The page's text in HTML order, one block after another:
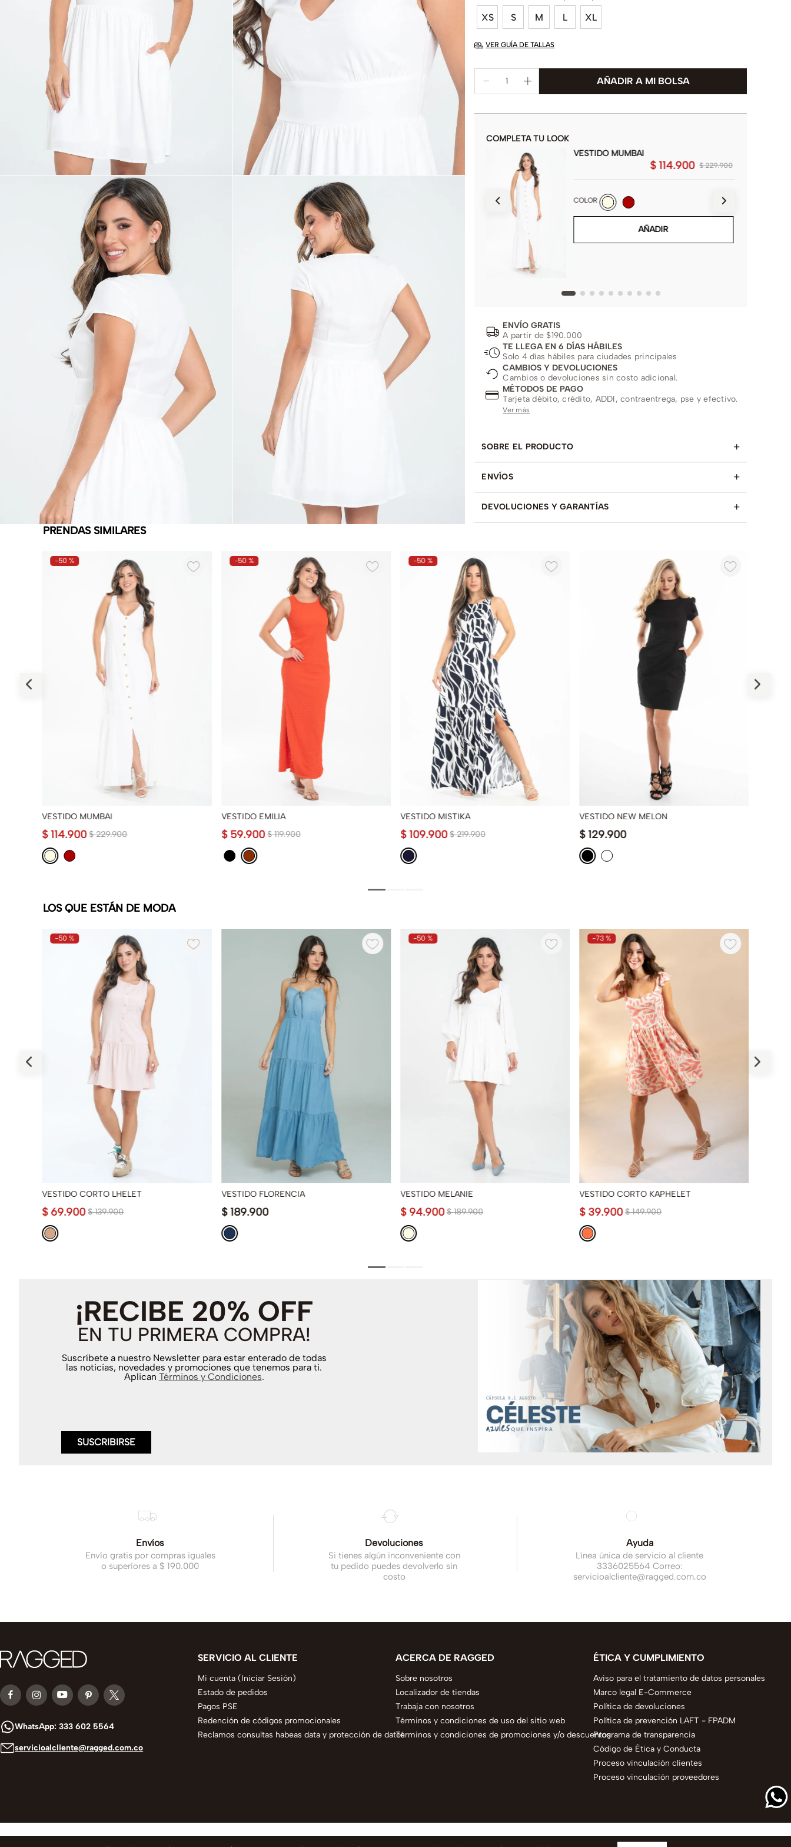
XS S M L XL
VER GUÍA DE TALLAS
COMPLETA TU LOOK
$
COLOR
VESTIDO MUMBAI
$ 229.900
$ 114.900
COLOR
AÑADIR
ENVÍO GRATIS
A partir de $190.000
TE LLEGA EN 6 DÍAS HÁBILES
Solo 4 días hábiles para ciudades principales
CAMBIOS Y DEVOLUCIONES
Cambios o devoluciones sin costo adicional.
MÉTODOS DE PAGO
Tarjeta débito, crédito, ADDI, contraentrega, pse y efectivo.
Ver más
SOBRE EL PRODUCTO +
ENVÍOS +
DEVOLUCIONES Y GARANTÍAS
+
PRENDAS SIMILARES
-50 %
VESTIDO MUMBAI
$ 229.900
$ 114.900
-50 %
VESTIDO EMILIA
$ 119.900
$ 59.900
-50 %
VESTIDO MISTIKA
$ 219.900
$ 109.900
VESTIDO NEW MELON
$ 129.900
LOS QUE ESTÁN DE MODA
-50 %
VESTIDO CORTO LHELET
$ 139.900
$ 69.900
VESTIDO FLORENCIA
$ 189.900
-50 %
VESTIDO MELANIE
$ 189.900
$ 94.900
-73 %
VESTIDO CORTO KAPHELET
$ 149.900
$ 39.900
¡RECIBE 20% OFF
EN TU PRIMERA COMPRA!
Suscríbete a nuestro Newsletter para estar enterado de todas
las noticias, novedades y promociones que tenemos para ti.
Aplican Términos y Condiciones.
SUSCRIBIRSE
Envíos
Envío gratis por compras iguales
o superiores a $ 190.000
Devoluciones
Si tienes algún inconveniente con
tu pedido puedes devolverlo sin
costo
Ayuda
Línea única de servicio al cliente
3336025564 Correo:
servicioalcliente@ragged.com.co
WhatsApp: 333 602 5564
servicioalcliente@ragged.com.co
SERVICIO AL CLIENTE
Mi cuenta (Iniciar Sesión)
Estado de pedidos
Pagos PSE
Redención de códigos promocionales
Reclamos consultas habeas data y protección de datos
ACERCA DE RAGGED
Sobre nosotros
Localizador de tiendas
Trabaja con nosotros
Términos y condiciones de uso del sitio web
Términos y condiciones de promociones y/o descuentos
ÉTICA Y CUMPLIMIENTO
Aviso para el tratamiento de datos personales
Marco legal E-Commerce
Política de devoluciones
Política de prevención LAFT - FPADM
Programa de transparencia
Código de Ética y Conducta
Proceso vinculación clientes
Proceso vinculación proveedores